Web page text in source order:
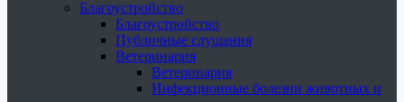
Благоустройство
Благоустройство
Публичные слушания
Ветеринария
Ветеринария
Инфекционные болезни животных и